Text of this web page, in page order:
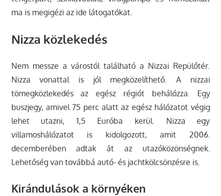
ma is megigézi az ide látogatókat.
Nizza közlekedés
Nem messze a várostól található a Nizzai Repülőtér.
Nizza vonattal is jól megközelíthető. A nizzai
tömegközlekedés az egész régiót behálózza. Egy
buszjegy, amivel 75 perc alatt az egész hálózatot végig
lehet utazni, 1,5 Euróba kerül. Nizza egy
villamoshálózatot is kidolgozott, amit 2006.
decemberében adtak át az utazóközönségnek.
Lehetőség van továbbá autó- és jachtkölcsönzésre is.
Kirándulások a környéken